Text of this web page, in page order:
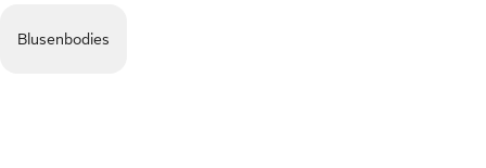
Blusenbodies